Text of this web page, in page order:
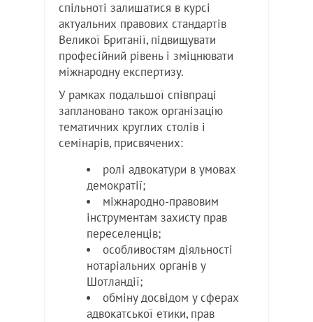
спільноті залишатися в курсі
актуальних правових стандартів
Великої Британії, підвищувати
професійний рівень і зміцнювати
міжнародну експертизу.
У рамках подальшої співпраці
заплановано також організацію
тематичних круглих столів і
семінарів, присвячених:
ролі адвокатури в умовах
демократії;
міжнародно-правовим
інструментам захисту прав
переселенців;
особливостям діяльності
нотаріальних органів у
Шотландії;
обміну досвідом у сферах
адвокатської етики, прав